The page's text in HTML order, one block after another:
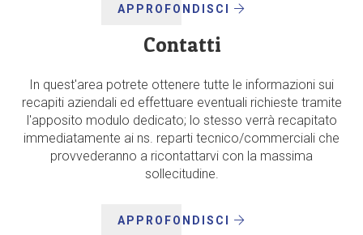
APPROFONDISCI
Contatti
In quest'area potrete ottenere tutte le informazioni sui
recapiti aziendali ed effettuare eventuali richieste tramite
l'apposito modulo dedicato; lo stesso verrà recapitato
immediatamente ai ns. reparti tecnico/commerciali che
provvederanno a ricontattarvi con la massima
sollecitudine.
APPROFONDISCI